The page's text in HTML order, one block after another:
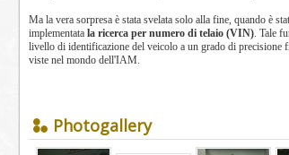
Ma la vera sorpresa è stata svelata solo alla fine, quando è
implementata la ricerca per numero di telaio (VIN). Tale
livello di identificazione del veicolo a un grado di precisione
viste nel mondo dell'IAM.
Photogallery